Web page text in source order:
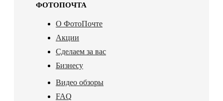
ФОТОПОЧТА
О ФотоПочте
Акции
Сделаем за вас
Бизнесу
Видео обзоры
FAQ